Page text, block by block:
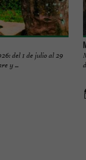
del 1 de julio al 29
y ...